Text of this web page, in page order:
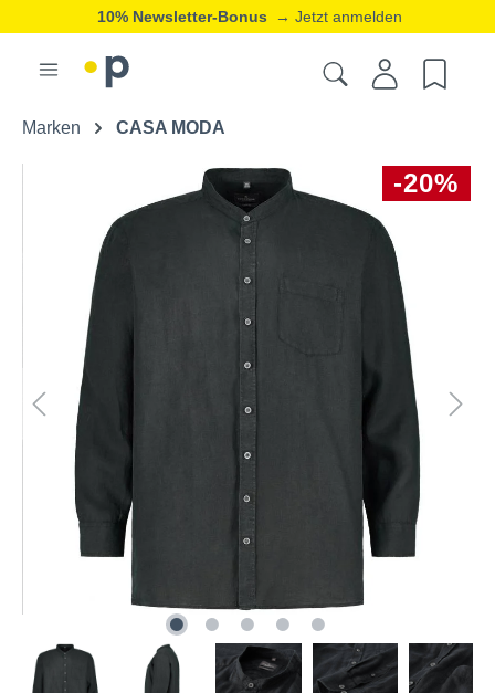
10% Newsletter-Bonus → Jetzt anmelden
Marken CASA MODA
-20%